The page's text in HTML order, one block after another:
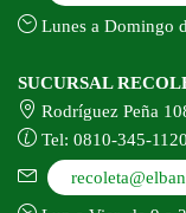
Lunes a Domingo
SUCURSAL
Rodríguez Peña
Tel: 0810-345-